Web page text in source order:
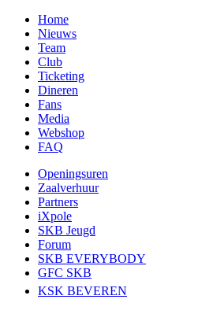
Home
Nieuws
Team
Club
Ticketing
Dineren
Fans
Media
Webshop
FAQ
Openingsuren
Zaalverhuur
Partners
iXpole
SKB Jeugd
Forum
SKB EVERYBODY
GFC SKB
KSK BEVEREN